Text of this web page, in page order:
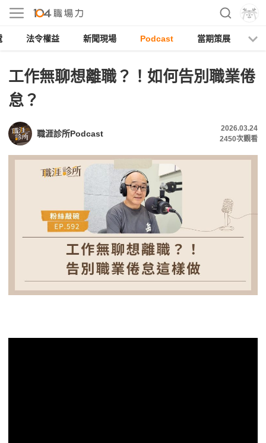
法令權益 新聞現場 Podcast 當期策展
工作無聊想離職？！如何告別職業倦
怠？
職涯診所Podcast
2026.03.24
2450次觀看